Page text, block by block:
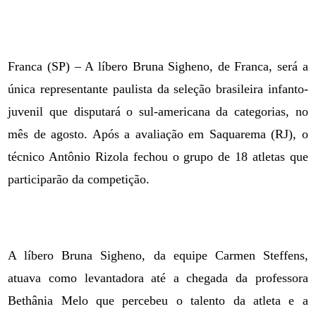
Franca (SP) – A líbero Bruna Sigheno, de Franca, será a
única representante paulista da seleção brasileira infanto-
juvenil que disputará o sul-americana da categorias, no
mês de agosto. Após a avaliação em Saquarema (RJ), o
técnico Antônio Rizola fechou o grupo de 18 atletas que
participarão da competição.
A líbero Bruna Sigheno, da equipe Carmen Steffens,
atuava como levantadora até a chegada da professora
Bethânia Melo que percebeu o talento da atleta e a